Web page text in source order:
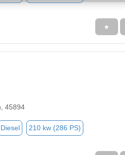
★
45894
Diesel 210 kw (286 PS)